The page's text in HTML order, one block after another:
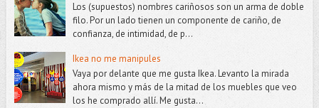
Los (supuestos) nombres cariñosos son un arma de doble
filo. Por un lado tienen un componente de cariño, de
confianza, de intimidad, de p...
Ikea no me manipules
Vaya por delante que me gusta Ikea. Levanto la mirada
ahora mismo y más de la mitad de los muebles que veo
los he comprado allí. Me gusta...